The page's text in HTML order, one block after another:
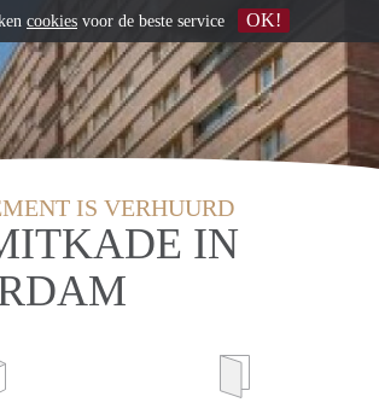
IS VERHUURD
IN
cookies voor de beste service OK!